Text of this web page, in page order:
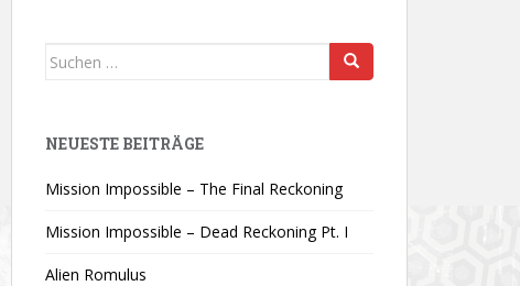
Suchen
NEUESTE BEITRÄGE
Mission Impossible – The Final Reckoning
Mission Impossible – Dead Reckoning Pt. I
Alien Romulus